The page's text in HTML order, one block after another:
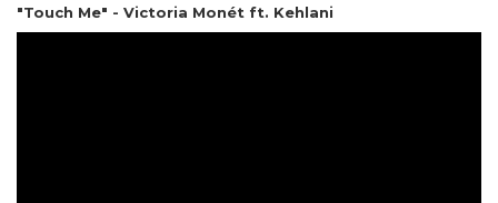
"Touch Me" - Victoria Monét ft. Kehlani